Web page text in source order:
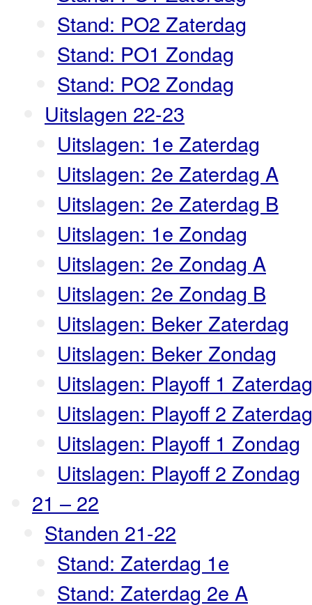
Stand: PO2 Zaterdag
Stand: PO1 Zondag
Stand: PO2 Zondag
Uitslagen 22-23
Uitslagen: 1e Zaterdag
Uitslagen: 2e Zaterdag A
Uitslagen: 2e Zaterdag B
Uitslagen: 1e Zondag
Uitslagen: 2e Zondag A
Uitslagen: 2e Zondag B
Uitslagen: Beker Zaterdag
Uitslagen: Beker Zondag
Uitslagen: Playoff 1 Zaterdag
Uitslagen: Playoff 2 Zaterdag
Uitslagen: Playoff 1 Zondag
Uitslagen: Playoff 2 Zondag
21 – 22
Standen 21-22
Stand: Zaterdag 1e
Stand: Zaterdag 2e A